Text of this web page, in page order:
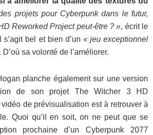
projets pour Cyberpunk dans le futur,
Reworked Project peut-être ? », écrit le
bel et bien d’un « jeu exceptionnel
sa volonté de l’améliorer.
planche également sur une version
de son projet The Witcher 3 HD
de prévisualisation est à retrouver à
Quoi qu’il en soit, on ne peut que se
prochaine d’un Cyberpunk 2077